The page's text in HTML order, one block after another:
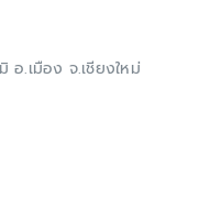
อ.เมือง จ.เชียงใหม่